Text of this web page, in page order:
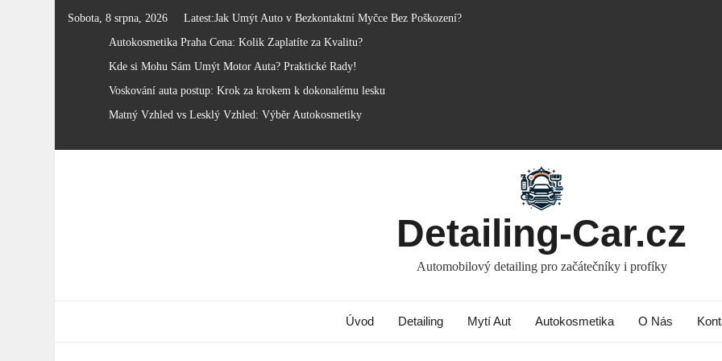
Sobota, 8 srpna, 2026 Latest:Jak Umýt Auto v Bezkontaktní Myčce Bez Poškození?
Autokosmetika Praha Cena: Kolik Zaplatíte za Kvalitu?
Kde si Mohu Sám Umýt Motor Auta? Praktické Rady!
Voskování auta postup: Krok za krokem k dokonalému lesku
Matný Vzhled vs Lesklý Vzhled: Výběr Autokosmetiky
Detailing-Car.cz
Automobilový detailing pro začátečníky i profíky
Úvod Detailing Mytí Aut Autokosmetika O Nás